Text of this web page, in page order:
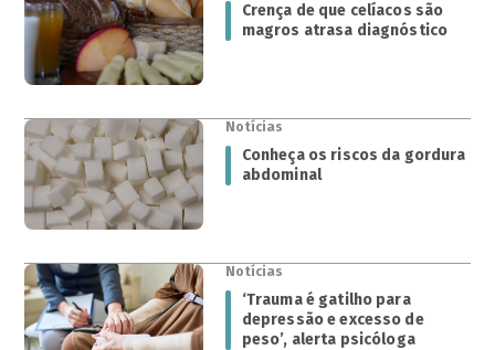
Crença de que celíacos são
magros atrasa diagnóstico
Notícias
Conheça os riscos da gordura
abdominal
Notícias
‘Trauma é gatilho para
depressão e excesso de
peso’, alerta psicóloga